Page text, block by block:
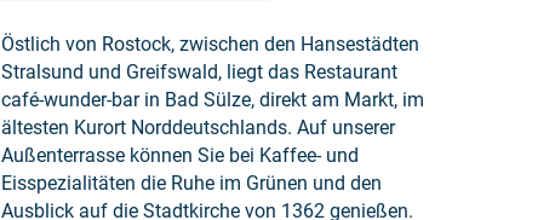
Östlich von Rostock, zwischen den Hansestädten
Stralsund und Greifswald, liegt das Restaurant
café-wunder-bar in Bad Sülze, direkt am Markt, im
ältesten Kurort Norddeutschlands. Auf unserer
Außenterrasse können Sie bei Kaffee- und
Eisspezialitäten die Ruhe im Grünen und den
Ausblick auf die Stadtkirche von 1362 genießen.